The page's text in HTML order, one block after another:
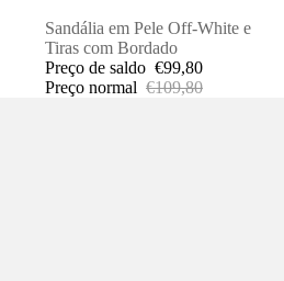
PROMOÇÕES
Sandália em Pele Off-White e
Tiras com Bordado
Preço de saldo €99,80
Preço normal €109,80